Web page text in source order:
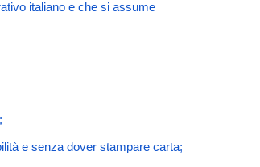
italiano e che si assume
e senza dover stampare carta;